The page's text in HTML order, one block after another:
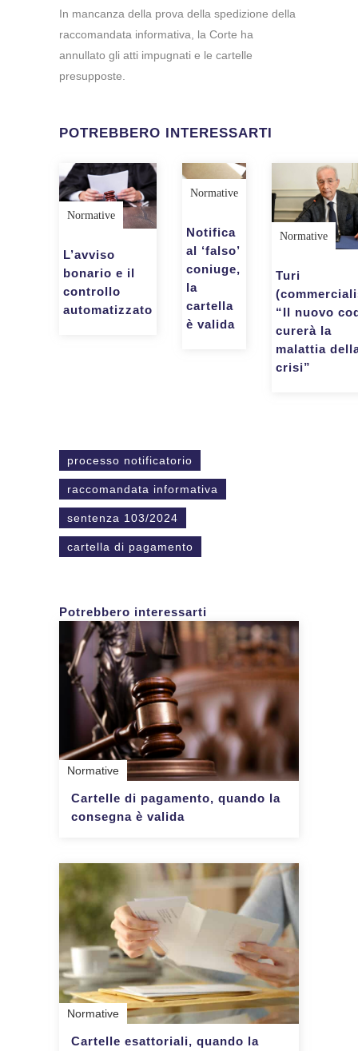
In mancanza della prova della spedizione della
raccomandata informativa, la Corte ha
annullato gli atti impugnati e le cartelle
presupposte.
POTREBBERO INTERESSARTI
Normative
L’avviso
bonario e il
controllo
automatizzato
Normative
Notifica
al ‘falso’
coniuge,
la
cartella
è valida
Normative
Turi
“Il nuovo
curerà la
malattia
crisi”
processo notificatorio
raccomandata informativa
sentenza 103/2024
cartella di pagamento
Potrebbero interessarti
Normative
Cartelle di pagamento, quando la
consegna è valida
Normative
Cartelle esattoriali, quando la